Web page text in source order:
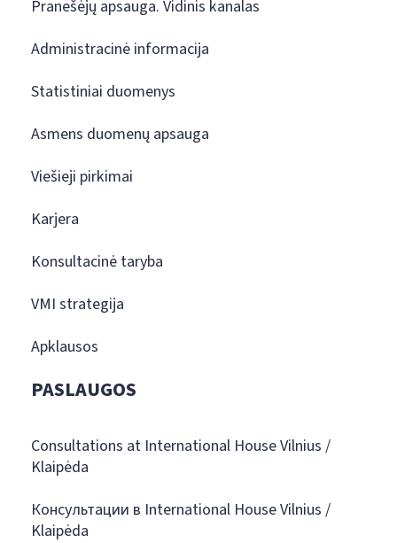
Pranešėjų apsauga. Vidinis kanalas
Administracinė informacija
Statistiniai duomenys
Asmens duomenų apsauga
Viešieji pirkimai
Karjera
Konsultacinė taryba
VMI strategija
Apklausos
PASLAUGOS
Consultations at International House Vilnius /
Klaipėda
Консультации в International House Vilnius /
Klaipėda